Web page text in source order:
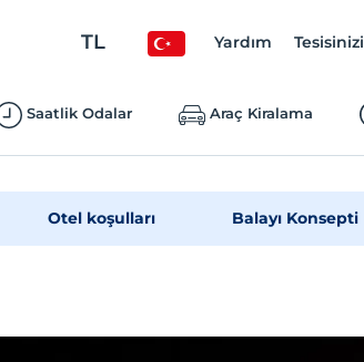
TL Yardım
Saatlik Odalar Araç Kiralama
Otel koşulları Balayı Konsepti